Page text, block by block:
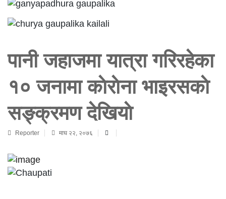
पानी जहाजमा यात्रा गरिरहेका
१० जनामा काेराेना भाइरसकाे
सङ्क्रमण देखियाे
Reporter माघ २२, २०७६